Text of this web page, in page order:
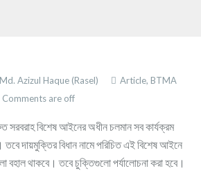
Md. Azizul Haque (Rasel) Article, BTMA
Comments are off
সরবরাহ বিশেষ আইনের অধীন চলমান সব কার্যক্রম
দায়মুক্তির বিধান নামে পরিচিত এই বিশেষ আইনে
থাকবে। তবে চুক্তিগুলো পর্যালোচনা করা হবে।